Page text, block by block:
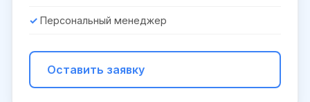
Персональный менеджер
Оставить заявку